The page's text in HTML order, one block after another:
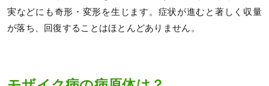
実などにも奇形・変形を生じます。症状が進むと著しく収量
が落ち、回復することはほとんどありません。